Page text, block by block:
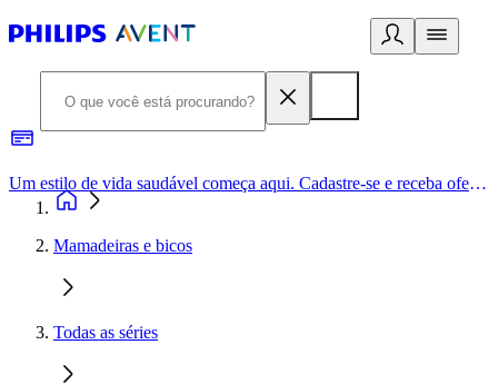
Um estilo de vida saudável começa aqui. Cadastre-se e receba ofertas exclusivas.
Mamadeiras e bicos
Todas as séries